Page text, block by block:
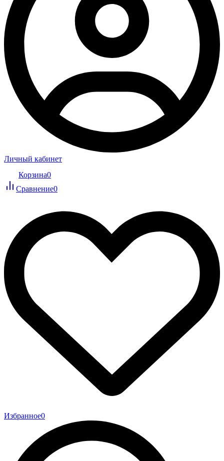
Личный кабинет
Корзина0
Сравнение0
Избранное0